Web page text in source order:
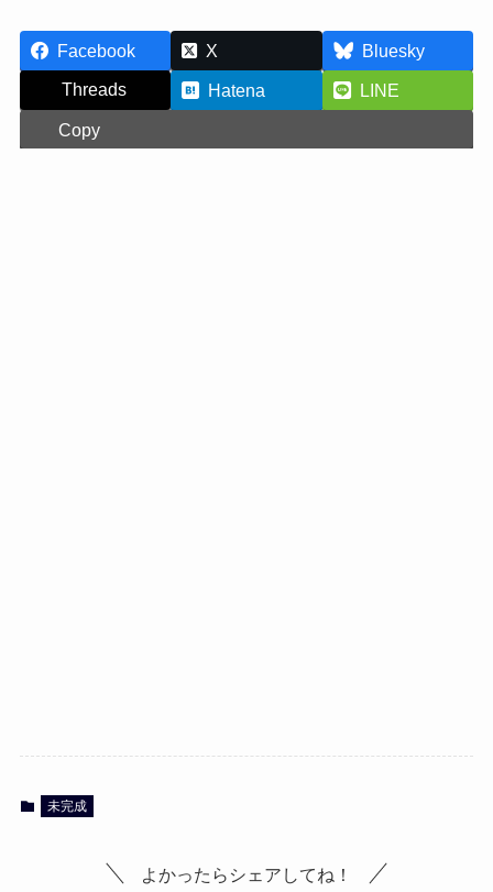
Facebook X
Bluesky
Threads
Hatena
LINE
Copy
未完成
よかったらシェアしてね！